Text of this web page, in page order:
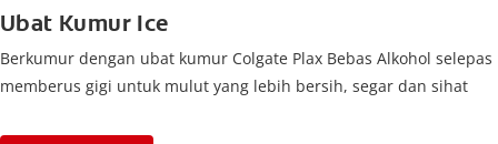
Ubat Kumur Ice
Berkumur dengan ubat kumur Colgate Plax Bebas Alkohol selepas
memberus gigi untuk mulut yang lebih bersih, segar dan sihat